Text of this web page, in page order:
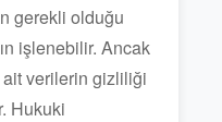
gerekli olduğu
işlenebilir. Ancak
ait verilerin gizliliği
Hukuki